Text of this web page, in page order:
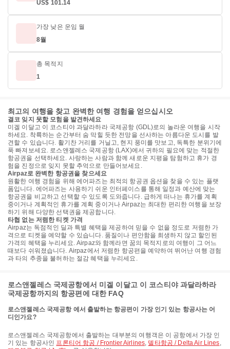
US$ 101.14
가장 낮은 운임 월
8월
총 목적지
1
최고의 여행을 찾고 완벽한 여행 경험을 얻으십시오
결코 잊지 못할 모험을 발견하세요
미겔 이달고 이 코스티야 과달라하라 국제공항 (GDL)로의 놀라운 여행을 시작
하세요. 착륙하는 순간부터 숨 막힐 듯한 전망을 선사하는 아름다운 도시를 발
견할 수 있습니다. 활기찬 거리를 거닐고, 현지 풍미를 맛보고, 독특한 분위기에
푹 빠져보세요. 로스앤젤레스 국제공항 (LAX)에서 귀하의 필요에 맞는 적절한
항공권을 선택하세요. 사랑하는 사람과 함께 새로운 지평을 탐험하고 휴가 경
험을 진정으로 잊지 못할 추억으로 만들어보세요.
Airpaz로 완벽한 항공권을 찾으세요
원활한 여행 경험을 위해 에어파즈는 최적의 항공권 옵션을 찾을 수 있는 플랫
폼입니다. 에어파즈는 사용하기 쉬운 인터페이스를 통해 일정과 예산에 맞는
항공권을 비교하고 선택할 수 있도록 도와줍니다. 급하게 떠나는 휴가를 계획
중이거나 계획적인 휴가를 계획 중이거나 Airpaz는 최대한 편리한 여행을 보장
하기 위해 다양한 선택권을 제공합니다.
타협 없는 저렴한 티켓 가격
Airpaz는 독점적인 딜과 특별 혜택을 제공하여 믿을 수 없을 정도로 저렴한 가
격으로 티켓을 예약할 수 있습니다. 품질이나 편안함을 희생하지 않고 할인된
가격의 혜택을 누리세요. Airpaz와 함께라면 꿈의 목적지로의 여행이 그 어느
때보다 쉬워졌습니다. Airpaz에서 저렴한 항공편을 예약하여 뛰어난 여행 경험
과 타의 추종을 불허하는 절감 혜택을 누리세요.
로스앤젤레스 국제공항에서 미겔 이달고 이 코스티야 과달라하라
국제공항까지의 항공편에 대한 FAQ
로스앤젤레스 국제공항 에서 출발하는 항공편이 가장 인기 있는 항공사는 어
디인가요?
로스앤젤레스 국제공항에서 출발하는 대부분의 여행객은 이 공항에서 가장 인
기 있는 항공사인 프론티어 항공 / Frontier Airlines, 델타항공 / Delta Air Lines,